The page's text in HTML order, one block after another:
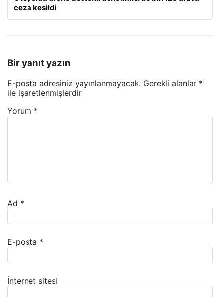
ceza kesildi
Bir yanıt yazın
E-posta adresiniz yayınlanmayacak. Gerekli alanlar *
ile işaretlenmişlerdir
Yorum *
Ad *
E-posta *
İnternet sitesi